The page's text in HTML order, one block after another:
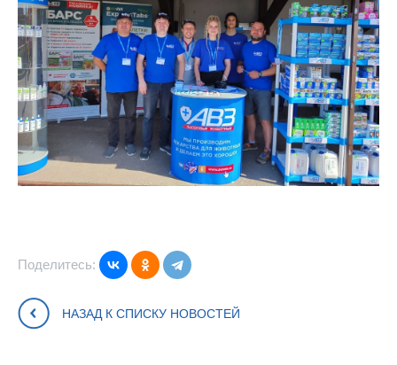
Поделитесь:
НАЗАД К СПИСКУ НОВОСТЕЙ